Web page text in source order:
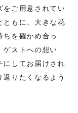
をご用意されてい
ともに、大きな花
を確かめ合っ
ゲストへの想い
にしてお届けされ
りたくなるよう